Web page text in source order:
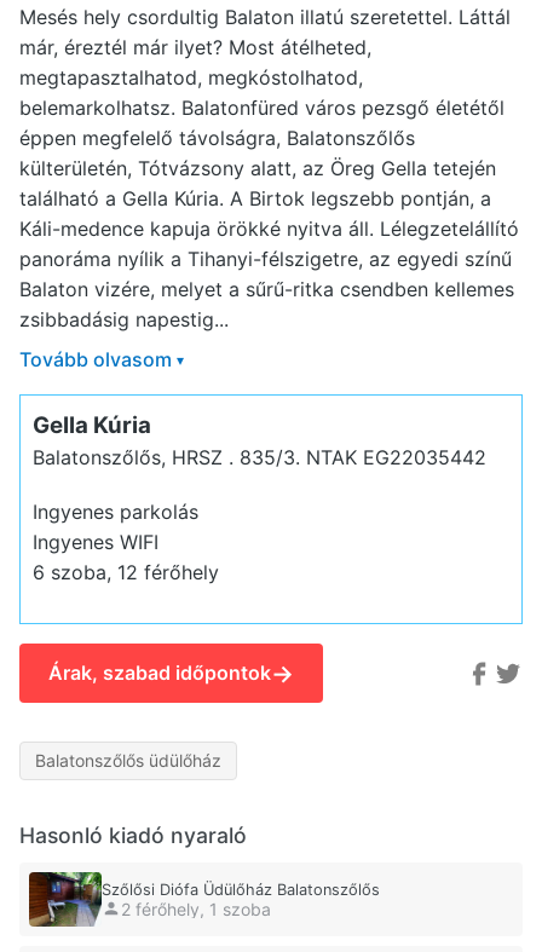
Mesés hely csordultig Balaton illatú szeretettel. Láttál
már, éreztél már ilyet? Most átélheted,
megtapasztalhatod, megkóstolhatod,
belemarkolhatsz. Balatonfüred város pezsgő életétől
éppen megfelelő távolságra, Balatonszőlős
külterületén, Tótvázsony alatt, az Öreg Gella tetején
található a Gella Kúria. A Birtok legszebb pontján, a
Káli-medence kapuja örökké nyitva áll. Lélegzetelállító
panoráma nyílik a Tihanyi-félszigetre, az egyedi színű
Balaton vizére, melyet a sűrű-ritka csendben kellemes
zsibbadásig napestig...
Tovább olvasom ▾
Gella Kúria
Balatonszőlős, HRSZ . 835/3. NTAK EG22035442
Ingyenes parkolás
Ingyenes WIFI
6 szoba, 12 férőhely
Árak, szabad időpontok→
Balatonszőlős üdülőház
Hasonló kiadó nyaraló
Szőlősi Diófa Üdülőház Balatonszőlős
2 férőhely, 1 szoba